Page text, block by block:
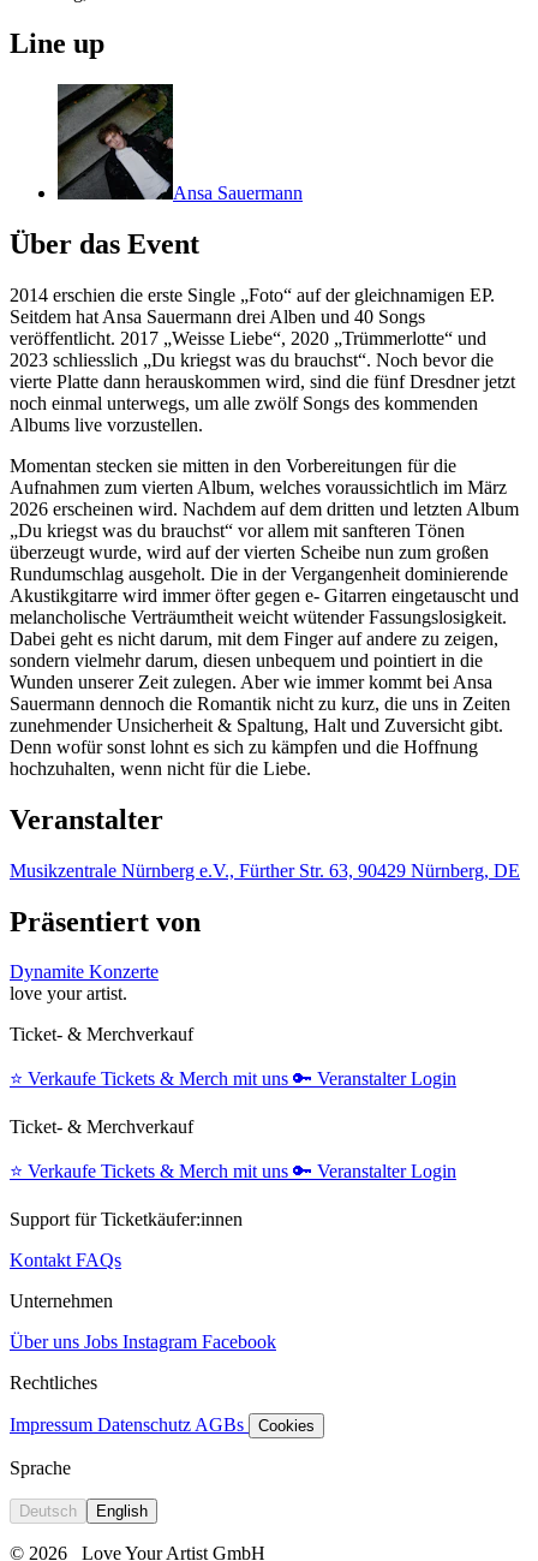
Line up
Ansa Sauermann
Über das Event
2014 erschien die erste Single „Foto“ auf der gleichnamigen EP.
Seitdem hat Ansa Sauermann drei Alben und 40 Songs
veröffentlicht. 2017 „Weisse Liebe“, 2020 „Trümmerlotte“ und
2023 schliesslich „Du kriegst was du brauchst“. Noch bevor die
vierte Platte dann herauskommen wird, sind die fünf Dresdner jetzt
noch einmal unterwegs, um alle zwölf Songs des kommenden
Albums live vorzustellen.
Momentan stecken sie mitten in den Vorbereitungen für die
Aufnahmen zum vierten Album, welches voraussichtlich im März
2026 erscheinen wird. Nachdem auf dem dritten und letzten Album
„Du kriegst was du brauchst“ vor allem mit sanfteren Tönen
überzeugt wurde, wird auf der vierten Scheibe nun zum großen
Rundumschlag ausgeholt. Die in der Vergangenheit dominierende
Akustikgitarre wird immer öfter gegen e- Gitarren eingetauscht und
melancholische Verträumtheit weicht wütender Fassungslosigkeit.
Dabei geht es nicht darum, mit dem Finger auf andere zu zeigen,
sondern vielmehr darum, diesen unbequem und pointiert in die
Wunden unserer Zeit zulegen. Aber wie immer kommt bei Ansa
Sauermann dennoch die Romantik nicht zu kurz, die uns in Zeiten
zunehmender Unsicherheit & Spaltung, Halt und Zuversicht gibt.
Denn wofür sonst lohnt es sich zu kämpfen und die Hoffnung
hochzuhalten, wenn nicht für die Liebe.
Veranstalter
Musikzentrale Nürnberg e.V., Fürther Str. 63, 90429 Nürnberg, DE
Präsentiert von
Dynamite Konzerte
love your artist.
Ticket- & Merchverkauf
⭐️ Verkaufe Tickets & Merch mit uns 🔑 Veranstalter Login
Ticket- & Merchverkauf
⭐️ Verkaufe Tickets & Merch mit uns 🔑 Veranstalter Login
Support für Ticketkäufer:innen
KontaktFAQs
Unternehmen
Über uns Jobs Instagram Facebook
Rechtliches
Impressum DatenschutzAGBs Cookies
Sprache
Deutsch English
© 2026 Love Your Artist GmbH